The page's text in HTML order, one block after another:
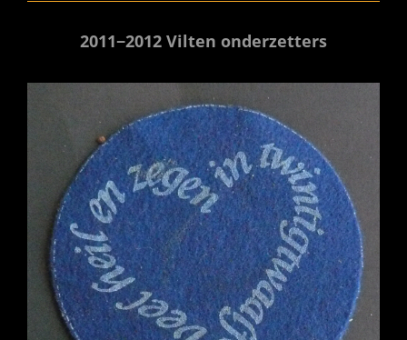
2011−2012 Vilten onderzetters